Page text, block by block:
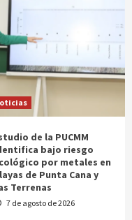
de la PUCMM
bajo riesgo
por metales en
de Punta Cana y
Terrenas
7 de agosto de 2026